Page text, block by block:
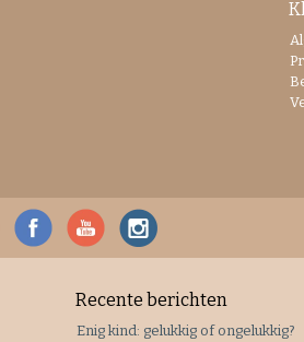
Recente berichten
Enig kind: gelukkig of ongelukkig?